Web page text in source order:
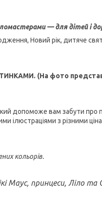
— для дітей і
Новий рік, дитяче
(На фото
допоможе вам забути про
ілюстраціями з різними
кольорів.
Маус, принцеси, Ліло та